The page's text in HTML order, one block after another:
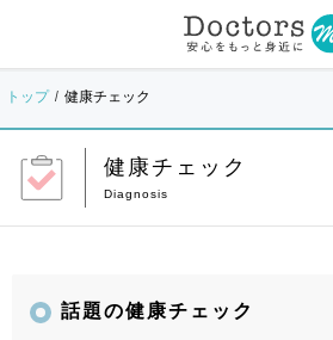
トップ 健康チェック
健康チェック
話題の健康チェック